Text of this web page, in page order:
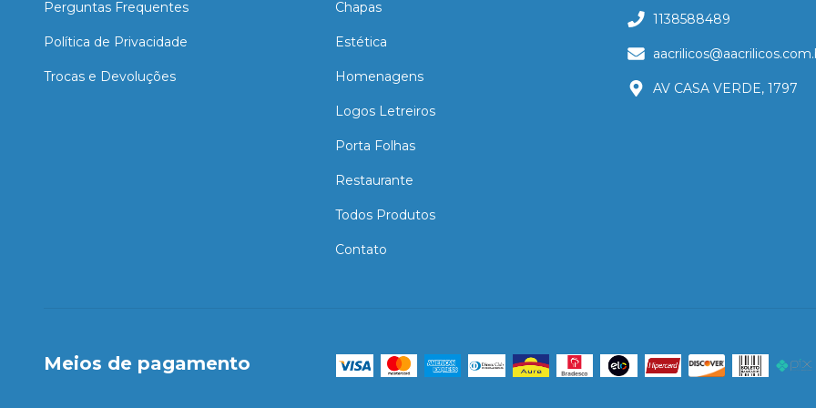
Perguntas Frequentes
Política de Privacidade
Trocas e Devoluções
Chapas
Estética
Homenagens
Logos Letreiros
Porta Folhas
Restaurante
Todos Produtos
Contato
1138588489
AV CASA VERDE, 1797
Meios de pagamento